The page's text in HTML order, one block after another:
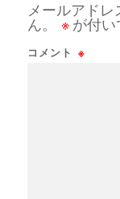
メールアド
ん。
※ が付
コメント ※